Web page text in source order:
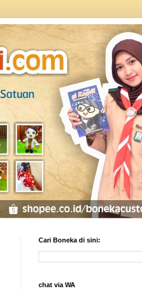
Cari Boneka di sini:
chat via WA